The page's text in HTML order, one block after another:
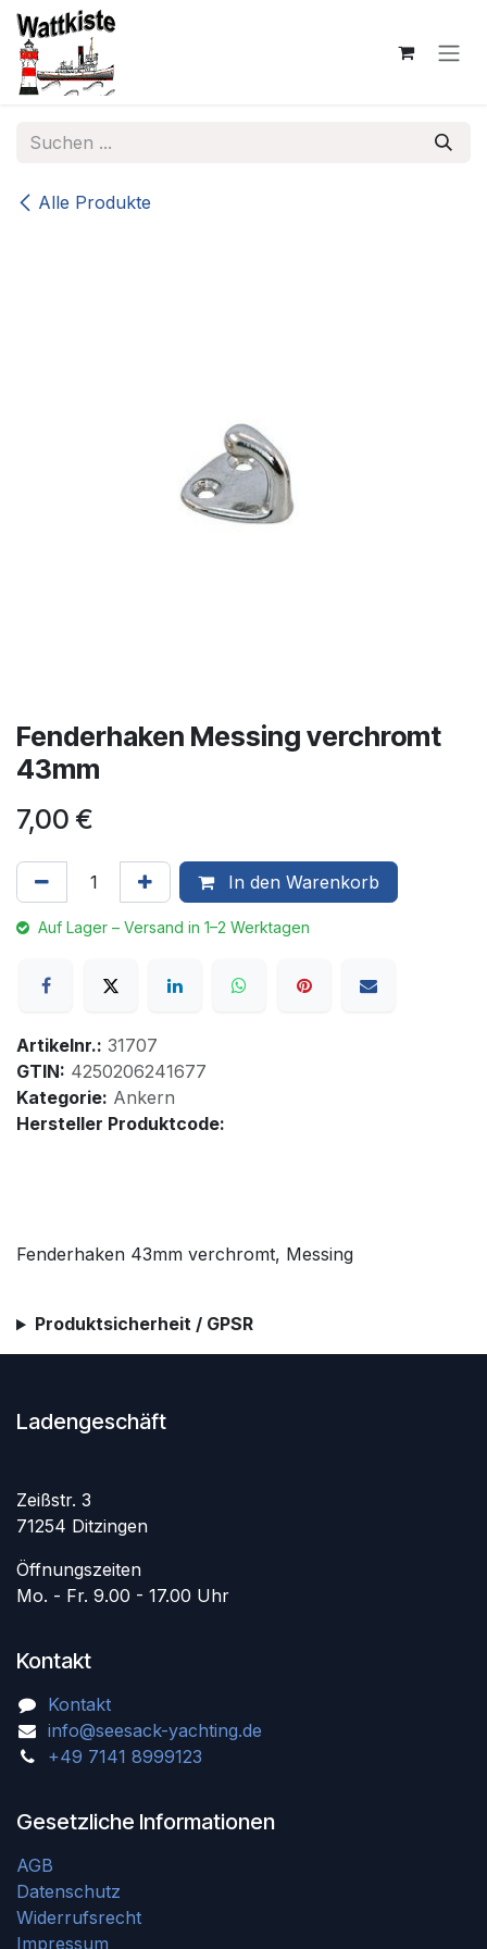
Zum Inhalt springen
Alle Produkte
Fenderhaken Messing verchromt
43mm
7,00 €
In den Warenkorb
Auf Lager – Versand in 1–2 Werktagen
Artikelnr.: 31707
GTIN: 4250206241677
Kategorie: Ankern
Hersteller Produktcode:
Fenderhaken 43mm verchromt, Messing
Produktsicherheit / GPSR
Ladengeschäft
Zeißstr. 3
71254 Ditzingen
Öffnungszeiten
Mo. - Fr. 9.00 - 17.00 Uhr
Kontakt
Kontakt
info@seesack-yachting.de
+49 7141 8999123
Gesetzliche Informationen
AGB
Datenschutz
Widerrufsrecht
Impressum